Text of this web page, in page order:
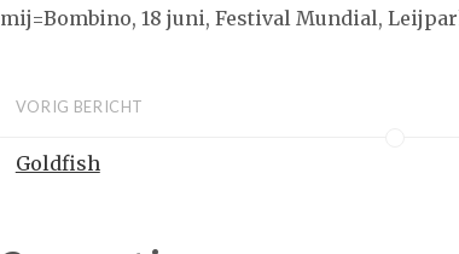
mij=Bombino, 18 juni, Festival Mundial,
VORIG BERICHT
Goldfish